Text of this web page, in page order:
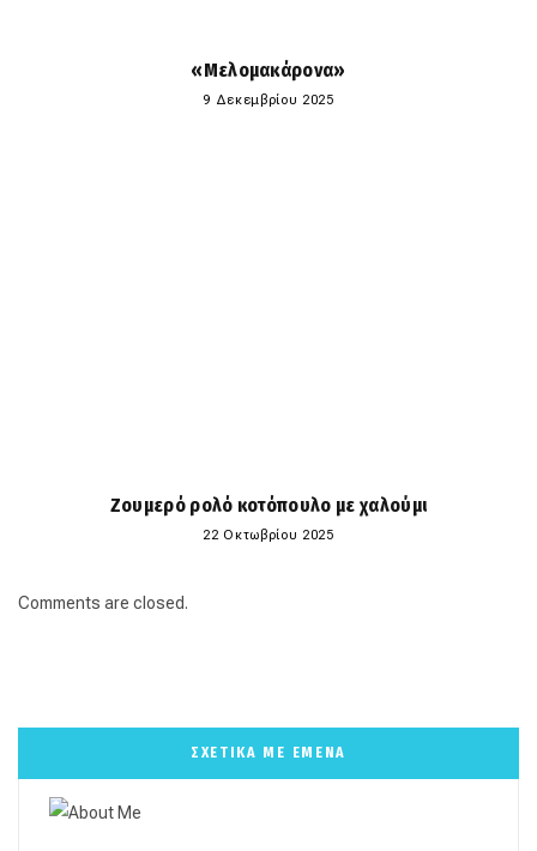
«Μελομακάρονα»
9 Δεκεμβρίου 2025
Ζουμερό ρολό κοτόπουλο με χαλούμι
22 Οκτωβρίου 2025
Comments are closed.
ΣΧΕΤΙΚΑ ΜΕ ΕΜΕΝΑ